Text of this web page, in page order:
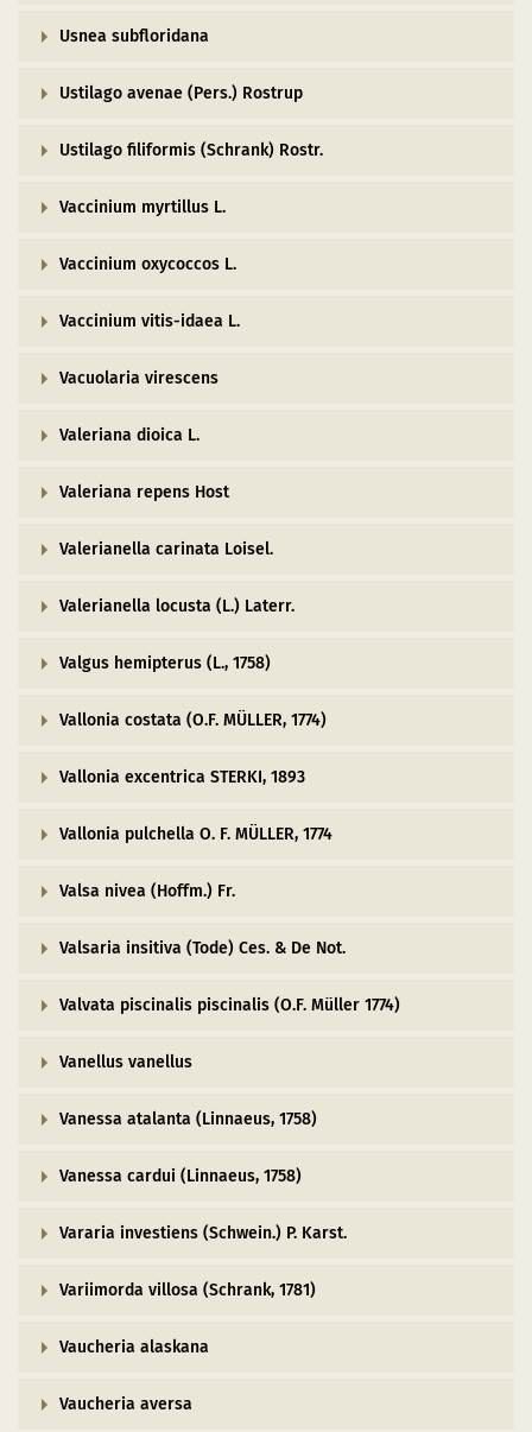
Der Wolf kehrt zurück
Barrierefrei unterwegs
Sternenpark
Erlebnisregion Nationalpark Eifel
Start- und Treffpunkte
Afrikanische Schweinepest
FAQ
Usnea subfloridana
Ustilago avenae (Pers.) Rostrup
Ustilago filiformis (Schrank) Rostr.
Vaccinium myrtillus L.
Vaccinium oxycoccos L.
Vaccinium vitis-idaea L.
Vacuolaria virescens
Valeriana dioica L.
Valeriana repens Host
Valerianella carinata Loisel.
Valerianella locusta (L.) Laterr.
Valgus hemipterus (L., 1758)
Vallonia costata (O.F. MÜLLER, 1774)
Vallonia excentrica STERKI, 1893
Vallonia pulchella O. F. MÜLLER, 1774
Valsa nivea (Hoffm.) Fr.
Valsaria insitiva (Tode) Ces. & De Not.
Valvata piscinalis piscinalis (O.F. Müller 1774)
Vanellus vanellus
Vanessa atalanta (Linnaeus, 1758)
Vanessa cardui (Linnaeus, 1758)
Vararia investiens (Schwein.) P. Karst.
Variimorda villosa (Schrank, 1781)
Vaucheria alaskana
Vaucheria aversa